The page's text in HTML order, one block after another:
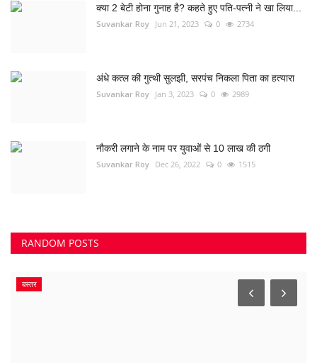
क्या 2 बेटी होना गुनाह है? कहते हुए पति-पत्नी ने खा लिया...
Suvankar Roy Jun 21, 2023 0 2734
अंधे कत्ल की गुत्थी सुलझी, सरपंच निकला पिता का हत्यारा
Suvankar Roy Jan 3, 2023 0 2989
नौकरी लगाने के नाम पर युवाओं से 10 लाख की ठगी
Suvankar Roy Dec 26, 2022 0 1515
RANDOM POSTS
बस्तर